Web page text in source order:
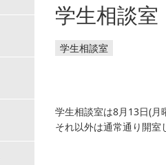
学生相談
学生相談室
学生相談室は8月13日(月
それ以外は通常通り開室